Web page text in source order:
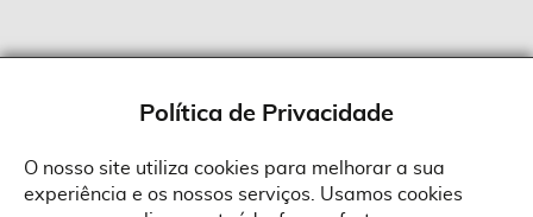
Política de Privacidade
O nosso site utiliza cookies para melhorar a sua
experiência e os nossos serviços. Usamos cookies
Sobre a Suprides